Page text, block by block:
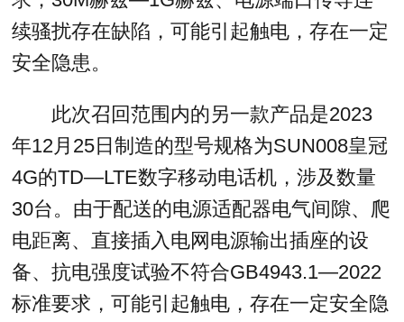
续骚扰存在缺陷，可能引起触电，存在一定
安全隐患。
此次召回范围内的另一款产品是2023
年12月25日制造的型号规格为SUN008皇冠
4G的TD—LTE数字移动电话机，涉及数量
30台。由于配送的电源适配器电气间隙、爬
电距离、直接插入电网电源输出插座的设
备、抗电强度试验不符合GB4943.1—2022
标准要求，可能引起触电，存在一定安全隐